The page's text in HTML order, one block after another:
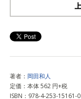
著者： 岡田和人
定価：本体 562 円+税
ISBN：978-4-253-15161-0